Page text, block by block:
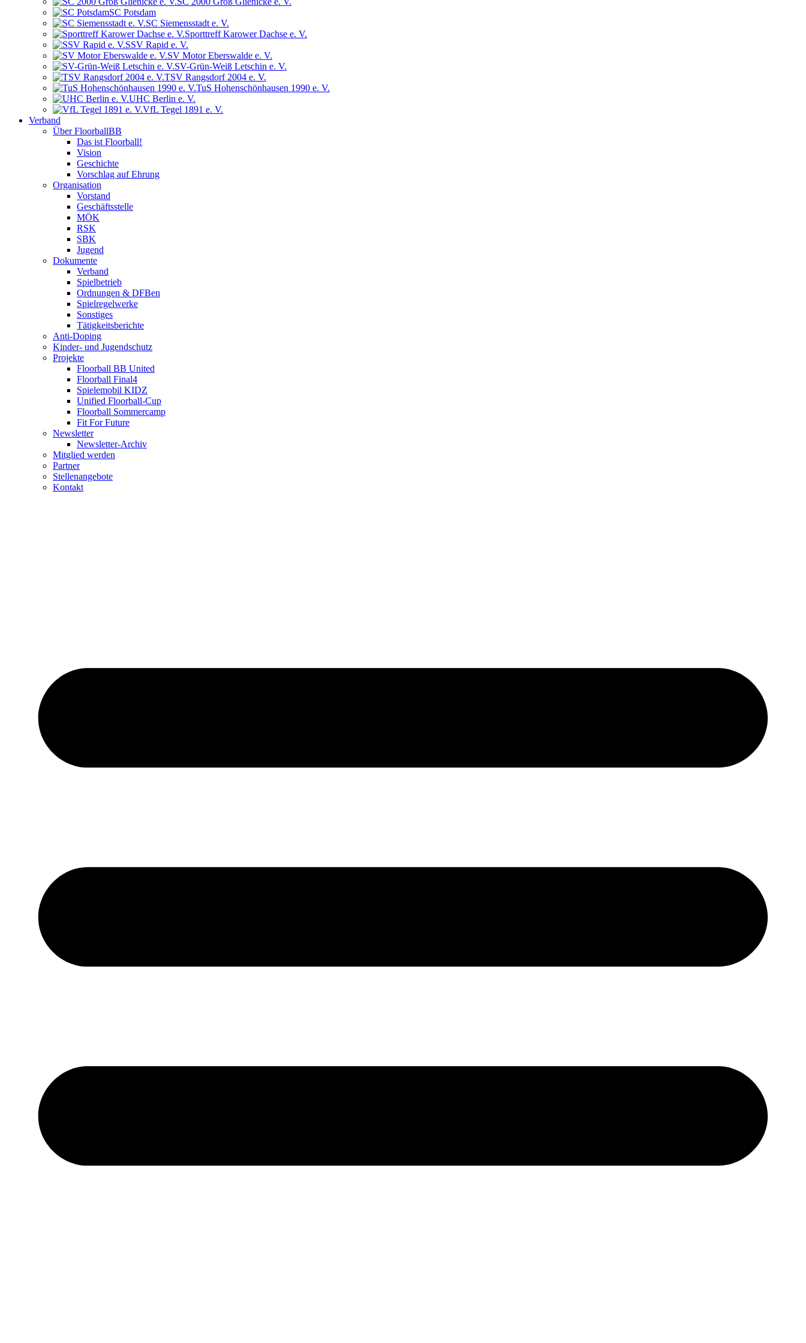
SC Potsdam
SC Siemensstadt e. V.
Sporttreff Karower Dachse e. V.
SSV Rapid e. V.
SV Motor Eberswalde e. V.
SV-Grün-Weiß Letschin e. V.
TSV Rangsdorf 2004 e. V.
TuS Hohenschönhausen 1990 e. V.
UHC Berlin e. V.
VfL Tegel 1891 e. V.
Verband
Über FloorballBB
Das ist Floorball!
Vision
Geschichte
Vorschlag auf Ehrung
Organisation
Vorstand
Geschäftsstelle
MÖK
RSK
SBK
Jugend
Dokumente
Verband
Spielbetrieb
Ordnungen & DFBen
Spielregelwerke
Sonstiges
Tätigkeitsberichte
Anti-Doping
Kinder- und Jugendschutz
Projekte
Floorball BB United
Floorball Final4
Spielemobil KIDZ
Unified Floorball-Cup
Floorball Sommercamp
Fit For Future
Newsletter
Newsletter-Archiv
Mitglied werden
Partner
Stellenangebote
Kontakt